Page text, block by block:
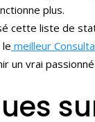
plus.
cette liste de
meilleur
un vrai